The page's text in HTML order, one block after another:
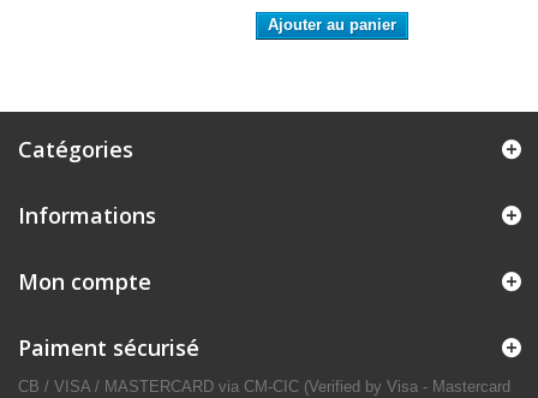
Ajouter au panier
Catégories
Informations
Mon compte
Paiment sécurisé
CB / VISA / MASTERCARD via CM-CIC (Verified by Visa - Mastercard